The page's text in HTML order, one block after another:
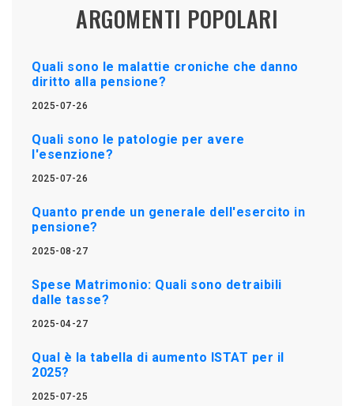
ARGOMENTI POPOLARI
Quali sono le malattie croniche che danno
diritto alla pensione?
2025-07-26
Quali sono le patologie per avere
l'esenzione?
2025-07-26
Quanto prende un generale dell'esercito in
pensione?
2025-08-27
Spese Matrimonio: Quali sono detraibili
dalle tasse?
2025-04-27
Qual è la tabella di aumento ISTAT per il
2025?
2025-07-25